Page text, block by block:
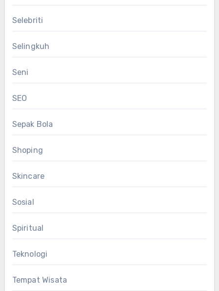
Selebriti
Selingkuh
Seni
SEO
Sepak Bola
Shoping
Skincare
Sosial
Spiritual
Teknologi
Tempat Wisata